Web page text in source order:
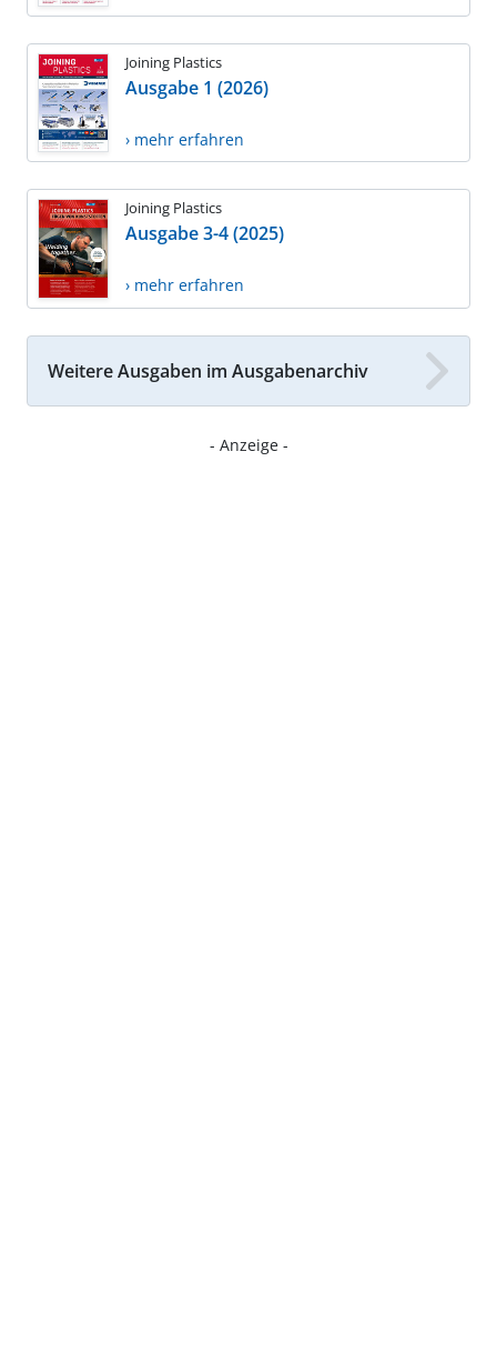
Joining Plastics
Ausgabe 1 (2026)
› mehr erfahren
Joining Plastics
Ausgabe 3-4 (2025)
› mehr erfahren
Weitere Ausgaben im Ausgabenarchiv
- Anzeige -